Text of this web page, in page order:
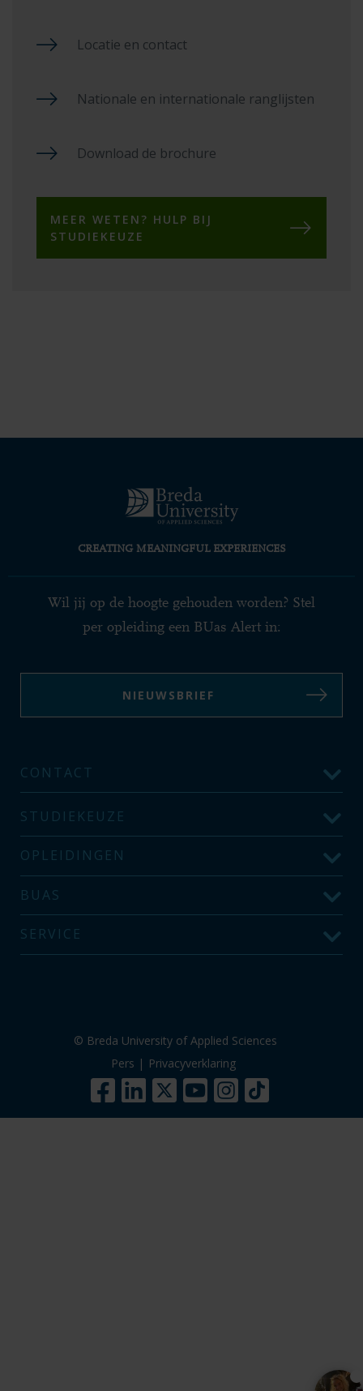
Locatie en contact
Nationale en internationale ranglijsten
Download de brochure
MEER WETEN? HULP BIJ
STUDIEKEUZE
CREATING MEANINGFUL EXPERIENCES
Wil jij op de hoogte gehouden worden? Stel
per opleiding een BUas Alert in:
NIEUWSBRIEF
CONTACT
STUDIEKEUZE
OPLEIDINGEN
BUAS
SERVICE
© Breda University of Applied Sciences
Pers | Privacyverklaring